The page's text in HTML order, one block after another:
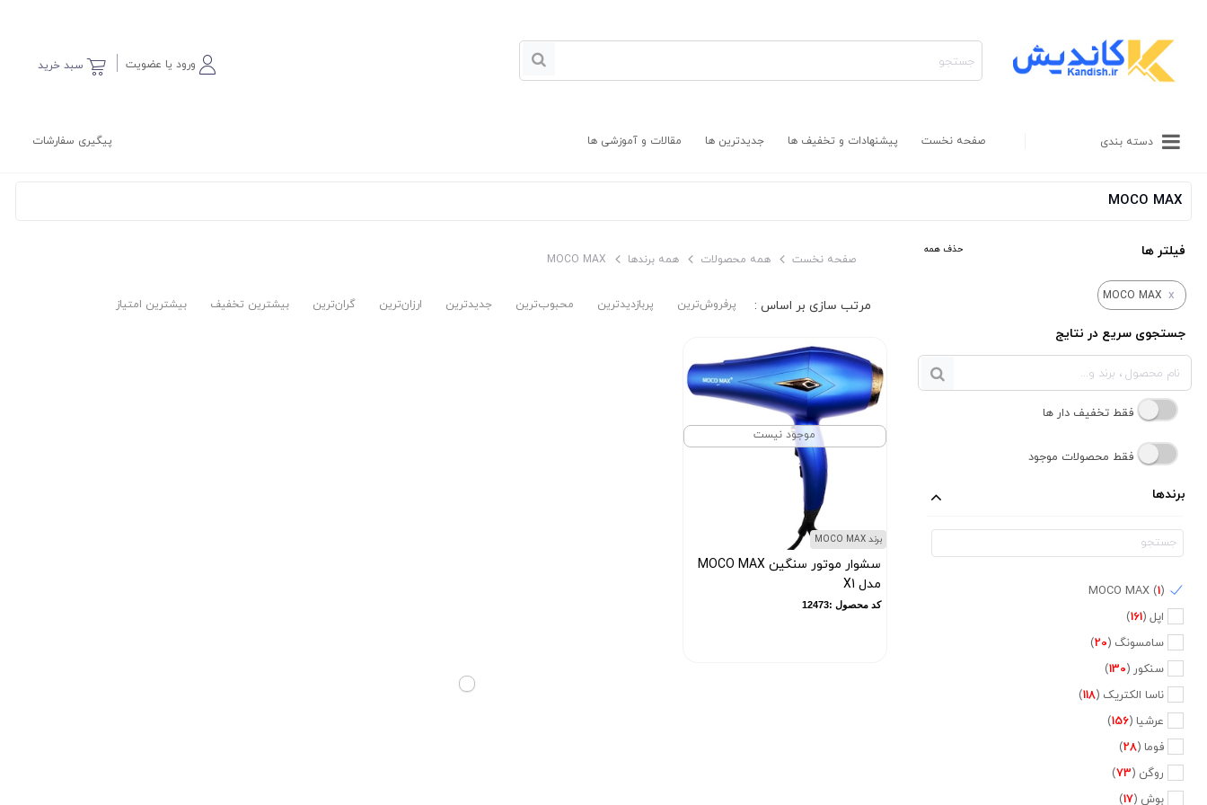
سبد خرید ورود یا عضویت
دسته بندی صفحه نخست پیشنهادات و تخفیف ها جدیدترین ها مقالات و آموزشی ها پیگیری سفارشات
MOCO MAX
فیلتر ها حذف همه
x
MOCO MAX
جستجوی سریع در نتایج
برندها
MOCO MAX (1)
اپل (161
)
سامسونگ (20
)
سنکور (130
)
ناسا الکتریک (118
)
عرشیا (156
)
فوما (28
)
روگن (73
)
بوش (17
)
صفحه نخست همه محصولات همه برندها MOCO MAX
پرفروش‌ترین‌ پربازدیدترین محبوب‌ترین جدیدترین ارزان‌ترین گران‌ترین بیشترین تخفیف بیشترین امتیاز
موجود نیست
برند MOCO MAX
سشوار موتور سنگین MOCO MAX
مدل X1
کد محصول :12473